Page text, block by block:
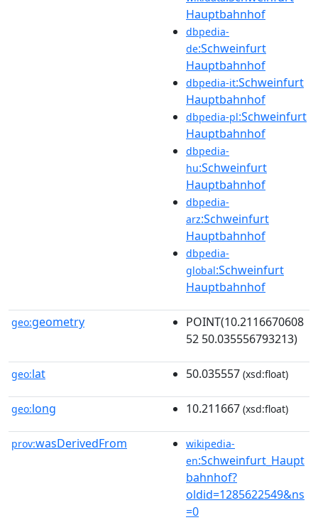
Hauptbahnhof
dbpedia-
de:Schweinfurt
Hauptbahnhof
dbpedia-it:Schweinfurt
Hauptbahnhof
dbpedia-pl:Schweinfurt
Hauptbahnhof
dbpedia-
hu:Schweinfurt
Hauptbahnhof
dbpedia-
arz:Schweinfurt
Hauptbahnhof
dbpedia-
global:Schweinfurt
Hauptbahnhof
geo:geometry
POINT(10.2116670608
52 50.035556793213)
geo:lat 50.035557 (xsd:float)
geo:long 10.211667 (xsd:float)
prov:wasDerivedFrom
wikipedia-
en:Schweinfurt_Haupt
bahnhof?
oldid=1285622549&ns
=0